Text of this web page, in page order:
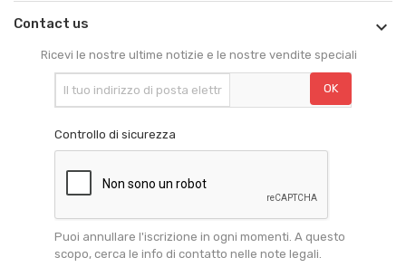
Contact us 
Ricevi le nostre ultime notizie e le nostre vendite speciali
Controllo di sicurezza
Puoi annullare l'iscrizione in ogni momenti. A questo
scopo, cerca le info di contatto nelle note legali.